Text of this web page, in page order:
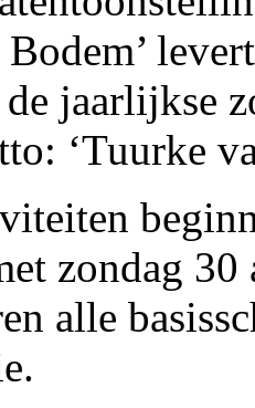
jaarlijkse
‘Tuurke
zondag
alle